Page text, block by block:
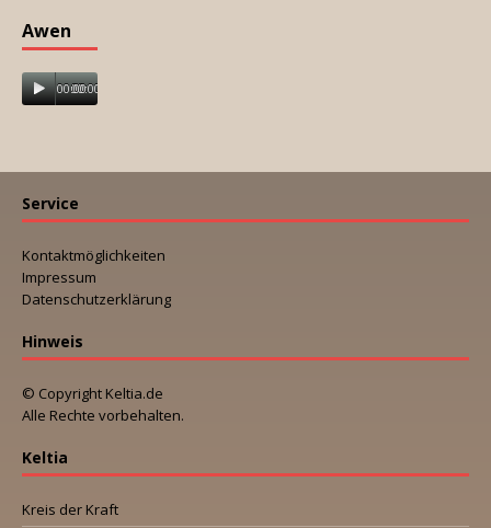
Awen
00:00
00:00
Service
Kontaktmöglichkeiten
Impressum
Datenschutzerklärung
Hinweis
© Copyright Keltia.de
Alle Rechte vorbehalten.
Keltia
Kreis der Kraft